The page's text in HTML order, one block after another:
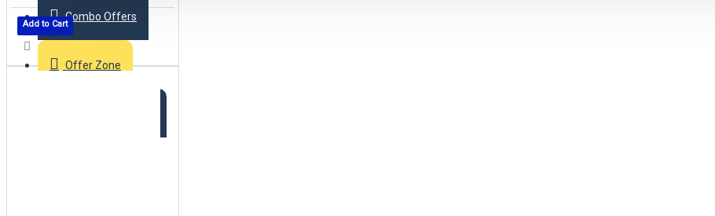
Combo Offers
Offer Zone
Add to Cart